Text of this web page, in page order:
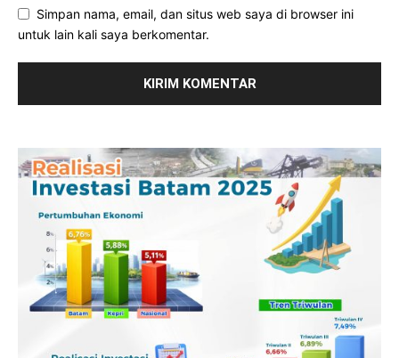
Simpan nama, email, dan situs web saya di browser ini
untuk lain kali saya berkomentar.